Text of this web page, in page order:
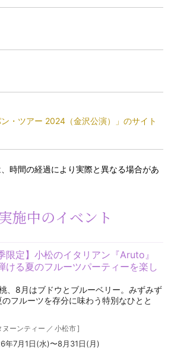
ン・ツアー 2024（金沢公演）」のサイト
時間の経過により実際と異なる場合があ
施中のイベント
限定】小松のイタリアン『Aruto』
ける夏のフルーツパーティーを楽し
、8月はブドウとブルーベリー。みずみず
のフルーツを存分に味わう特別なひとと
ヌーンティー ／ 小松市]
年7月1日(水)〜8月31日(月)